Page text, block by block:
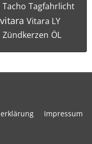
Tacho Tagfahrlicht
vitara Vitara LY
Zündkerzen ÖL
Impressum